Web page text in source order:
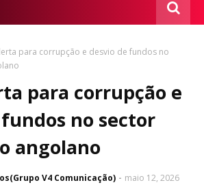
para corrupção e desvio de fundos no
para corrupção e
no sector
angolano
V4 Comunicação) maio 12, 2026